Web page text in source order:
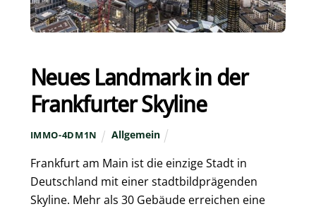
Neues Landmark in der
Frankfurter Skyline
IMMO-4DM1N Allgemein
Frankfurt am Main ist die einzige Stadt in
Deutschland mit einer stadtbildprägenden
Skyline. Mehr als 30 Gebäude erreichen eine